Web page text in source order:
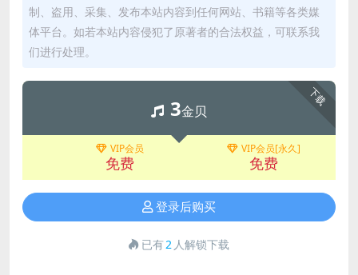
制、盗用、采集、发布本站内容到任何网站、书籍等各类媒
体平台。如若本站内容侵犯了原著者的合法权益，可联系我
们进行处理。
下载
3金贝
VIP会员
免费
VIP会员[永久]
免费
登录后购买
已有2 人解锁下载